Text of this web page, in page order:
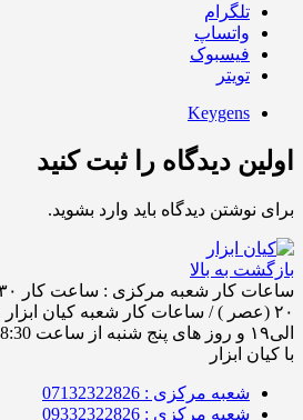
تلگرام
واتساپ
فیسبوک
تویتر
Keygens
اولین دیدگاه را ثبت کنید
برای نوشتن دیدگاه باید وارد بشوید.
بازگشت به بالا
الی۱۹ و روز های پنج شنبه از ساعت 8:30 الی 13:30
با کیان ابزار
شعبه مرکزی : 07132322826
شعبه مرکزی : 09332322826